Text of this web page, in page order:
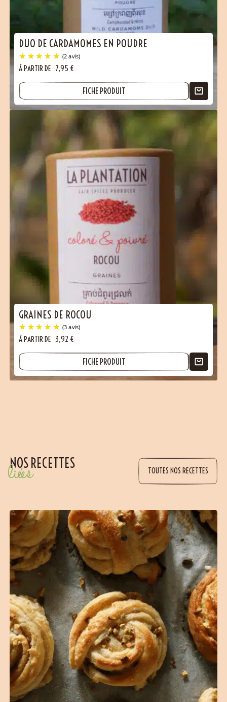
(2 avis)
DUO DE CARDAMOMES EN POUDRE
(2 avis)
À PARTIR DE 7,95 €
FICHE PRODUIT
GRAINES DE ROCOU
À PARTIR DE 3,92 €
FICHE PRODUIT
NOS RECETTES
liées TOUTES NOS RECETTES